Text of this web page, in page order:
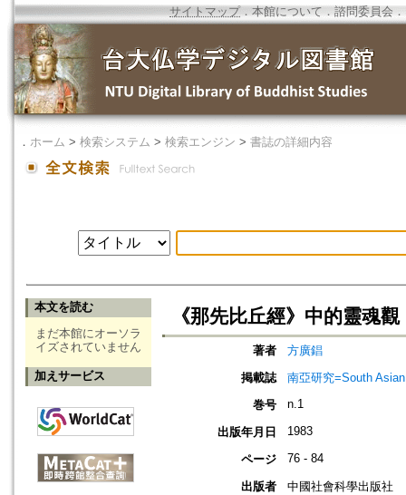
サイトマップ．本館について ． 諮問委員会 ．
． ホーム > 検索システム > 検索エンジン > 書誌の詳細内容
本文を読む
まだ本館にオーソラ
イズされていません
加えサービス
《那先比丘經》中的靈魂觀
著者
方廣錩
掲載誌
南亞研究=South
巻号
n.1
出版年月日 1983
ページ 76 - 84
出版者
中國社會科學出版社